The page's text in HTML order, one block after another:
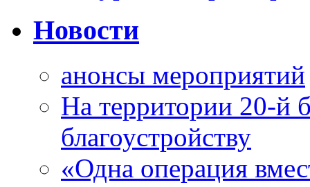
Новости
анонсы мероприятий
На территории 20-й
благоустройству
«Одна операция